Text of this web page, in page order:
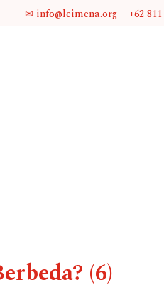
✉ info@leimena.org +62
(6)